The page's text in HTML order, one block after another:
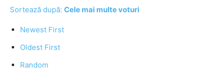
Sortează după: Cele mai multe voturi
Newest First
Oldest First
Random